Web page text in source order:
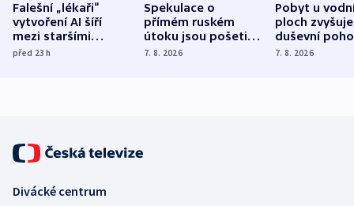
Falešní „lékaři“
vytvoření AI šíří
mezi staršími
Poláky nebezpečné
před 23h
Spekulace o
přímém ruském
útoku jsou pošetilé,
míní estonský
7. 8. 2026
Pobyt u
ploch zvyšuje
duševní
ukázala
7. 8. 2026
Divácké centrum